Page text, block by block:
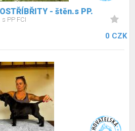
- štěn.s PP.
s PP FCI
0 CZK